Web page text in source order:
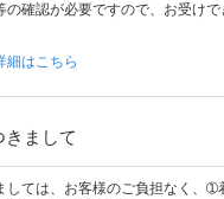
の確認が必要ですので、お受け
細はこちら
まして
しては、お客様のご負担なく、➀